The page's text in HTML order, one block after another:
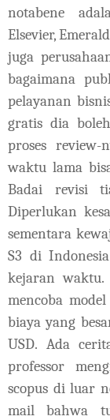
notabene
Elsevier,
juga
bagaimana
pelayanan
gratis dia
proses
waktu lama
Badai revisi
Diperlukan
sementara
S3 di
kejaran waktu.
mencoba
biaya yang
USD. Ada
professor
scopus di luar
mail bahwa